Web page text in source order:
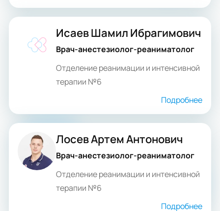
Исаев Шамил Ибрагимович
Врач-анестезиолог-реаниматолог
Отделение реанимации и интенсивной
терапии №6
Подробнее
Лосев Артем Антонович
Врач-анестезиолог-реаниматолог
Отделение реанимации и интенсивной
терапии №6
Подробнее